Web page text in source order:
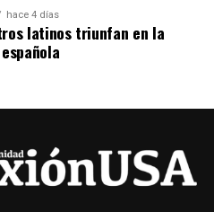
hace 4 días
latinos triunfan en la